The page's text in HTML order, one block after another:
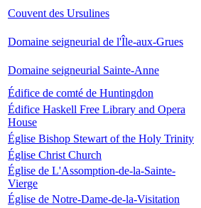
Couvent des Ursulines
Domaine seigneurial de l'Île-aux-Grues
Domaine seigneurial Sainte-Anne
Édifice de comté de Huntingdon
Édifice Haskell Free Library and Opera
House
Église Bishop Stewart of the Holy Trinity
Église Christ Church
Église de L'Assomption-de-la-Sainte-
Vierge
Église de Notre-Dame-de-la-Visitation